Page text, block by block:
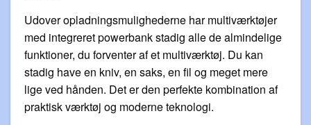
Udover opladningsmulighederne har multiværktøjer
med integreret powerbank stadig alle de almindelige
funktioner, du forventer af et multiværktøj. Du kan
stadig have en kniv, en saks, en fil og meget mere
lige ved hånden. Det er den perfekte kombination af
praktisk værktøj og moderne teknologi.